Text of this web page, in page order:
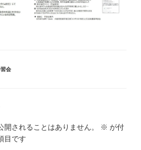
会
開されることはありません。 ※ が付
目です